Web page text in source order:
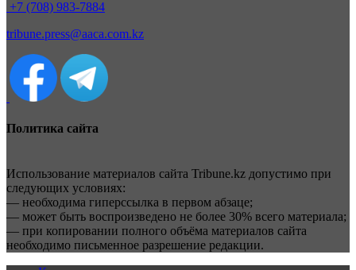
+7 (708) 983-7884
tribune.press@aaca.com.kz
Политика сайта
Использование материалов сайта Tribune.kz допустимо при
следующих условиях:
— необходима гиперссылка в первом абзаце;
— может быть воспроизведено не более 30% всего материала;
— при копировании полного объёма материалов сайта
необходимо письменное разрешение редакции.